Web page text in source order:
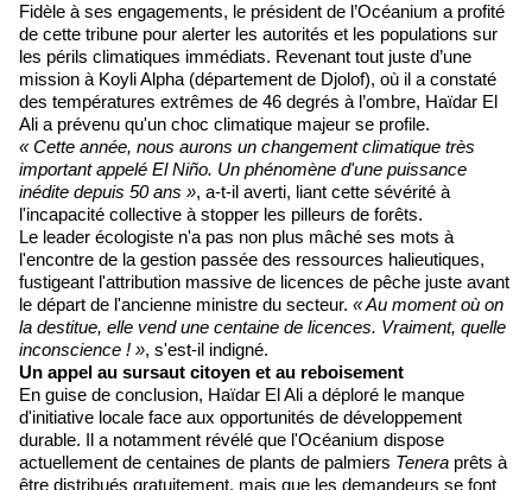
Fidèle à ses engagements, le président de l’Océanium a profité
de cette tribune pour alerter les autorités et les populations sur
les périls climatiques immédiats. Revenant tout juste d’une
mission à Koyli Alpha (département de Djolof), où il a constaté
des températures extrêmes de 46 degrés à l’ombre, Haïdar El
Ali a prévenu qu'un choc climatique majeur se profile.
« Cette année, nous aurons un changement climatique très
important appelé El Niño. Un phénomène d'une puissance
inédite depuis 50 ans », a-t-il averti, liant cette sévérité à
l'incapacité collective à stopper les pilleurs de forêts.
Le leader écologiste n'a pas non plus mâché ses mots à
l'encontre de la gestion passée des ressources halieutiques,
fustigeant l'attribution massive de licences de pêche juste avant
le départ de l'ancienne ministre du secteur. « Au moment où on
la destitue, elle vend une centaine de licences. Vraiment, quelle
inconscience ! », s'est-il indigné.
Un appel au sursaut citoyen et au reboisement
En guise de conclusion, Haïdar El Ali a déploré le manque
d'initiative locale face aux opportunités de développement
durable. Il a notamment révélé que l'Océanium dispose
actuellement de centaines de plants de palmiers Tenera prêts à
être distribués gratuitement, mais que les demandeurs se font